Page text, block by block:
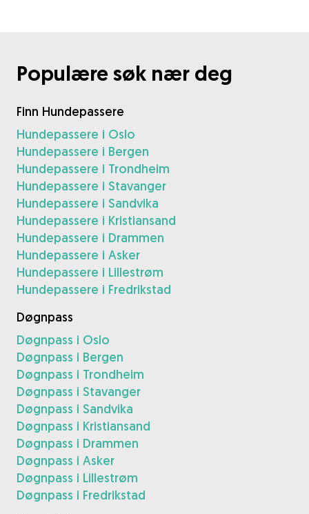
Populære søk nær deg
Finn Hundepassere
Hundepassere i Oslo
Hundepassere i Bergen
Hundepassere i Trondheim
Hundepassere i Stavanger
Hundepassere i Sandvika
Hundepassere i Kristiansand
Hundepassere i Drammen
Hundepassere i Asker
Hundepassere i Lillestrøm
Hundepassere i Fredrikstad
Døgnpass
Døgnpass i Oslo
Døgnpass i Bergen
Døgnpass i Trondheim
Døgnpass i Stavanger
Døgnpass i Sandvika
Døgnpass i Kristiansand
Døgnpass i Drammen
Døgnpass i Asker
Døgnpass i Lillestrøm
Døgnpass i Fredrikstad